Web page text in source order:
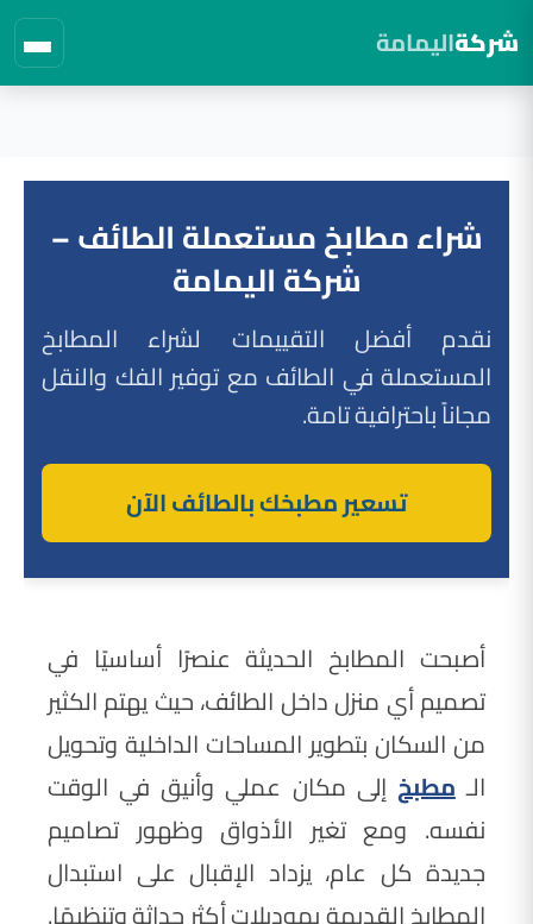
شركةاليمامة
شراء مطابخ مستعملة الطائف –
شركة اليمامة
نقدم أفضل التقييمات لشراء المطابخ
المستعملة في الطائف مع توفير الفك والنقل
مجاناً باحترافية تامة.
تسعير مطبخك بالطائف الآن
أصبحت المطابخ الحديثة عنصرًا أساسيًا في
تصميم أي منزل داخل الطائف، حيث يهتم الكثير
من السكان بتطوير المساحات الداخلية وتحويل
الـمطبخ إلى مكان عملي وأنيق في الوقت
نفسه. ومع تغير الأذواق وظهور تصاميم
جديدة كل عام، يزداد الإقبال على استبدال
المطابخ القديمة بموديلات أكثر حداثة وتنظيمًا.